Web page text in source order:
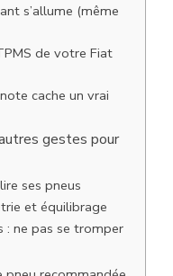
s’allume (même
de votre Fiat
cache un vrai
gestes pour
ses pneus
et équilibrage
: ne pas se tromper